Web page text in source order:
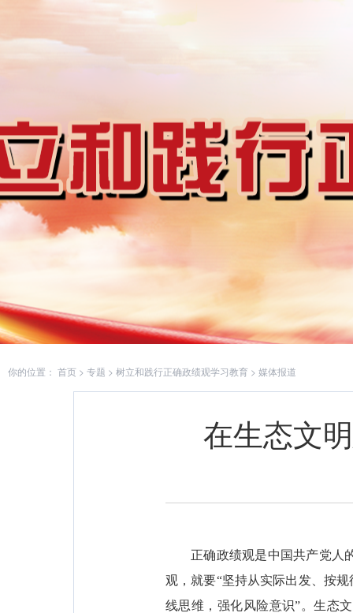
你的位置： 首页 > 专题 > 树立和践行正确政绩观学习教育 > 媒体报道
在生态文
正确政绩观是中国共产党人
观，就要“坚持从实际出发、按
线思维，强化风险意识”。生态